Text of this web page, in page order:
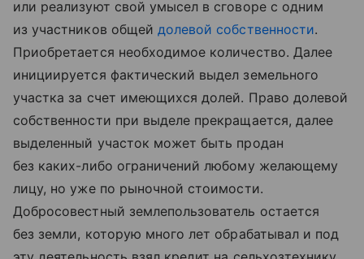
или реализуют свой умысел в сговоре с одним
из участников общей долевой собственности.
Приобретается необходимое количество. Далее
инициируется фактический выдел земельного
участка за счет имеющихся долей. Право долевой
собственности при выделе прекращается, далее
выделенный участок может быть продан
без каких-либо ограничений любому желающему
лицу, но уже по рыночной стоимости.
Добросовестный землепользователь остается
без земли, которую много лет обрабатывал и под